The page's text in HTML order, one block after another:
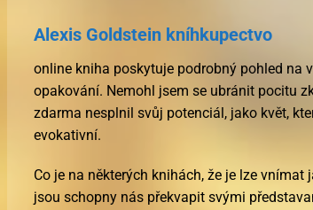
Alexis Goldstein kníhkupectvo
online kniha poskytuje podrobný pohled na
opakování. Nemohl jsem se ubránit pocitu
zdarma nesplnil svůj potenciál, jako květ,
evokativní.
Co je na některých knihách, že je lze
jsou schopny nás překvapit svými